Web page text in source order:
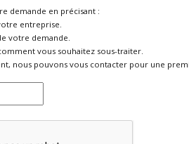
demande en précisant :
entreprise.
votre demande.
vous souhaitez sous-traiter.
nous pouvons vous contacter pour une